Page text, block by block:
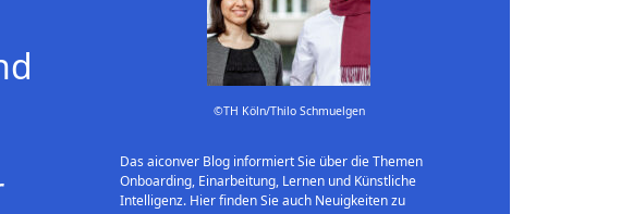
©TH Köln/Thilo Schmuelgen
Das aiconver Blog informiert Sie über die Themen
Onboarding, Einarbeitung, Lernen und Künstliche
Intelligenz. Hier finden Sie auch Neuigkeiten zu